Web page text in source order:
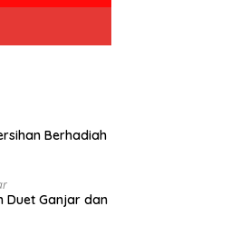
Berhadiah
Duet Ganjar dan